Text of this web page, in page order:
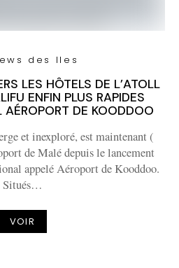
des Iles
LES HÔTELS DE L’ATOLL
ENFIN PLUS RAPIDES
AÉROPORT DE KOODDOO
et inexploré, est maintenant (
de Malé depuis le lancement
appelé Aéroport de Kooddoo.
Situés…
VOIR